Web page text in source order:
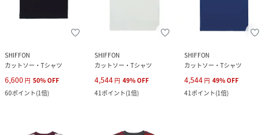
SHIFFON
カットソー・Tシャツ
6,600 円 50%OFF
60ポイント(1倍)
SHIFFON
カットソー・Tシャツ
4,544 円 49%OFF
41ポイント(1倍)
SHIFFON
カットソー・Tシャツ
4,544 円 49%OFF
41ポイント(1倍)